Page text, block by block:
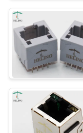
QUAN
NHÀ
MÁY
KIỂM
SOÁT
CHẤT
LƯỢNG
Cấu